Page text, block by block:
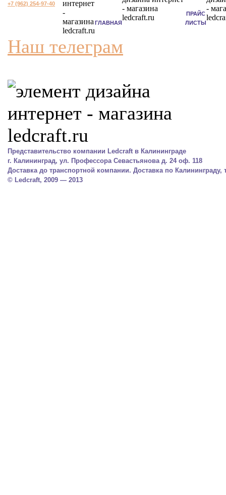
+7 (962) 254-97-40
ГЛАВНАЯ
ПРАЙС
ЛИСТЫ
Наш телеграм
Представительство компании Ledcraft в Калининграде
г. Калининград, ул. Профессора Севастьянова д. 24 оф. 118
Доставка до транспортной компании. Доставка по Калининграду,
© Ledcraft, 2009 — 2013